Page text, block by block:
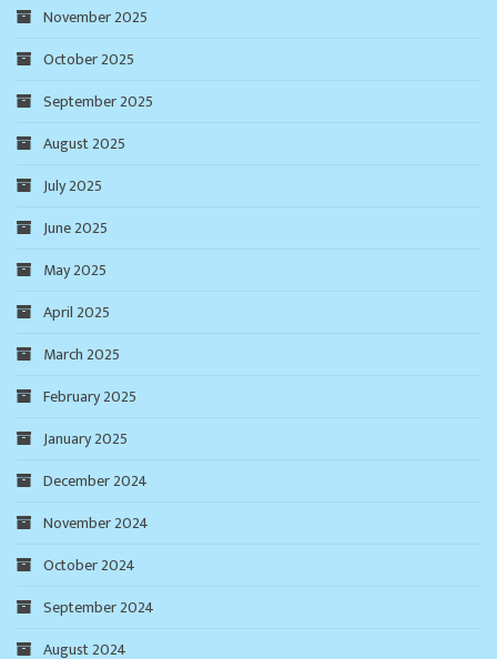
November 2025
October 2025
September 2025
August 2025
July 2025
June 2025
May 2025
April 2025
March 2025
February 2025
January 2025
December 2024
November 2024
October 2024
September 2024
August 2024